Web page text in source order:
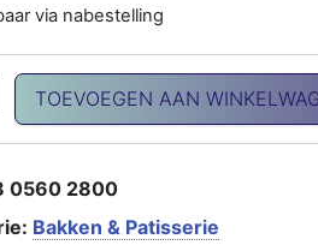
via nabestelling
spuit aantal
TOEVOEGEN AAN
0560 2800
Bakken & Patisserie